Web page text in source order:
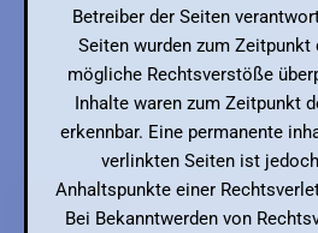
Betreiber der Seiten
Seiten wurden zum Zeitpunkt
mögliche Rechtsverstöße
Inhalte waren zum Zeitpunkt
erkennbar. Eine permanente
verlinkten Seiten ist
Anhaltspunkte einer
Bei Bekanntwerden von